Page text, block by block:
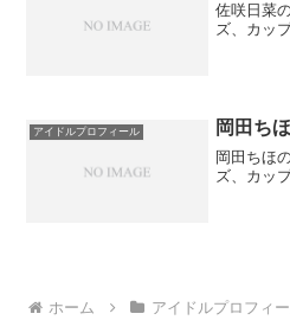
佐咲日菜
ズ、カッ
アイドルプロフィール 岡田ちほ
岡田ちほ
ズ、カッ
ホーム アイドルプロフィ